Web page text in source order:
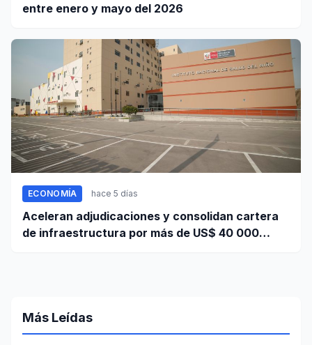
entre enero y mayo del 2026
ECONOMÍA hace 5 días
Aceleran adjudicaciones y consolidan cartera
de infraestructura por más de US$ 40 000
Más Leídas